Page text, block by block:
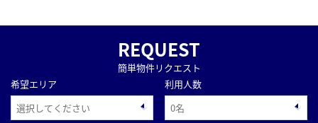
REQUEST
簡単物件リクエスト
希望エリア
利用人数